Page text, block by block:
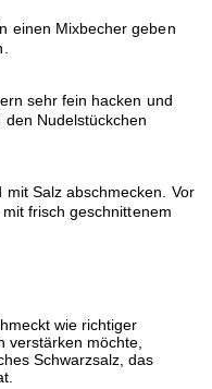
einen Mixbecher geben
sehr fein hacken und
Nudelstückchen
Salz abschmecken. Vor
mit frisch geschnittenem
wie richtiger
verstärken möchte,
Schwarzsalz, das